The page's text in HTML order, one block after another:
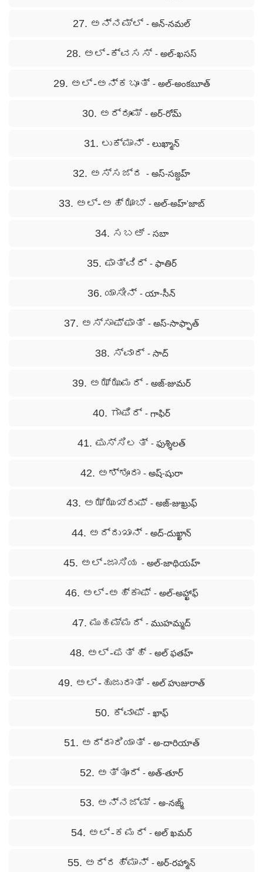
27. ಅನ್ನಮ್ಲ್ - అన్-నమల్
28. ಅಲ್ -ಕ್ವಸಸ್ - అల్-ఖసస్
29. ಅಲ್ -ಅನ್ಕಬೂತ್ - అల్-అంకబూత్
30. ಅರ್‍ರೂಮ್ - అర్-రోమ్
31. ಲುಕ್ಮಾನ್ - లుఖ్మాన్
32. ಅಸ್ಸಜ್ದ - అస్-సజ్దహ్
33. ಅಲ್- ಅಹ್ ಝಾಬ್ - అల్-అహ్'జాబ్
34. ಸಬಅ್ - సబా
35. ಫಾತ್ವಿರ್ - ఫాతిర్
36. ಯಾಸೀನ್ - యా-సీన్
37. ಅಸ್ಸಾಫ್ಫಾತ್ - అస్-సాఫ్ఫాత్
38. ಸ್ವಾದ್ - సాద్
39. ಅಝ್ಝುಮರ್ - అజ్-జుమర్
40. ಗಾಫಿರ್ - గాఫిర్
41. ಫುಸ್ಸಿಲತ್ - ఫుశ్శిలత్
42. ಅಶ್ಶೂರಾ - అష్-షురా
43. ಅಝ್ಝುಖ್ರುಫ್ - అజ్-జుఖ్రుఫ్
44. ಅದ್ದುಖಾನ್ - అద్-దుఖ్ఖాన్
45. ಅಲ್ -ಜಾಸಿಯ - అల్-జాథియహ్
46. ಅಲ್ -ಅಹ್ಕಾಫ್ - అల్-అహ్ఖాఫ్
47. ಮುಹಮ್ಮದ್ - ముహమ్మద్
48. ಅಲ್ -ಫತ್ ಹ್ - అల్ ఫతహ్
49. ಅಲ್ -ಹುಜುರಾತ್ - అల్ హుజురాత్
50. ಕ್ವಾಫ್ - ఖాఫ్
51. ಅದ್ದಾರಿಯಾತ್ - అ-దారియాత్
52. ಅತ್ತೂರ್ - అత్-తూర్
53. ಅನ್ನಜ್ಮ್ - అ-నజ్మ్
54. ಅಲ್ -ಕಮರ್ - అల్ ఖమర్
55. ಅರ್‍ರಹ್ಮಾನ್ - అర్-రహ్మాన్